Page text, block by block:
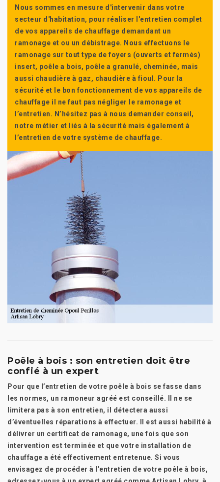
Nous sommes en mesure d'intervenir dans votre
secteur d'habitation, pour réaliser l'entretien complet
de vos appareils de chauffage demandant un
ramonage et ou un débistrage. Nous effectuons le
ramonage sur tout type de foyers (ouverts et fermés)
insert, poêle a bois, poêle a granulé, cheminée, mais
aussi chaudière à gaz, chaudière à fioul. Pour la
sécurité et le bon fonctionnement de vos appareils de
chauffage il ne faut pas négliger le ramonage et
l’entretien. N’hésitez pas à nous demander conseil,
notre métier et liés à la sécurité mais également à
l’entretien de votre système de chauffage.
Poêle à bois : son entretien doit être
confié à un expert
Pour que l’entretien de votre poêle à bois se fasse dans
les normes, un ramoneur agréé est conseillé. Il ne se
limitera pas à son entretien, il détectera aussi
d’éventuelles réparations à effectuer. Il est aussi habilité à
délivrer un certificat de ramonage, une fois que son
intervention est terminée et que votre installation de
chauffage a été effectivement entretenue. Si vous
envisagez de procéder à l’entretien de votre poêle à bois,